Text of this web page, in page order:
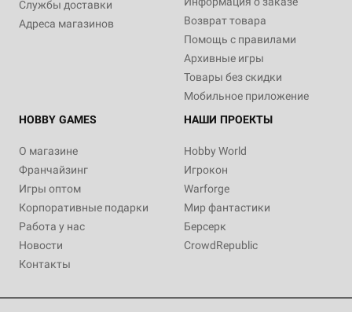
Службы доставки
Адреса магазинов
Возврат товара
Помощь с правилами
Архивные игры
Товары без скидки
Мобильное приложение
HOBBY GAMES
О магазине
Франчайзинг
Игры оптом
Корпоративные подарки
Работа у нас
Новости
Контакты
НАШИ ПРОЕКТЫ
Hobby World
Игрокон
Warforge
Мир фантастики
Берсерк
CrowdRepublic